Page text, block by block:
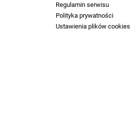
Regulamin serwisu
Polityka prywatności
Ustawienia plików cookies